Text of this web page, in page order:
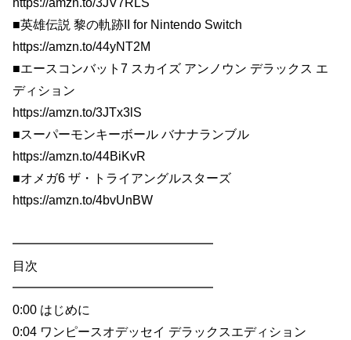
■英雄伝説 黎の軌跡II for Nintendo Switch
https://amzn.to/44yNT2M
■エースコンバット7 スカイズ アンノウン デラックス エ
ディション
https://amzn.to/3JTx3lS
■スーパーモンキーボール バナナランブル
https://amzn.to/44BiKvR
■オメガ6 ザ・トライアングルスターズ
https://amzn.to/4bvUnBW
━━━━━━━━━━━━━━━━
目次
━━━━━━━━━━━━━━━━
0:00 はじめに
0:04 ワンピースオデッセイ デラックスエディション